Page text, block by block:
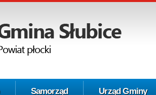
Samorząd Urząd Gminy